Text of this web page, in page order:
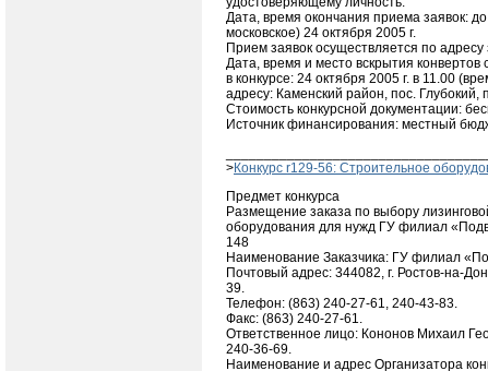
Дата, время окончания приема заявок:
московское) 24 октября 2005 г.
Прием заявок осуществляется по адресу
Дата, время и место вскрытия конвертов
в конкурсе: 24 октября 2005 г. в 11.00
адресу: Каменский район, пос. Глубокий,
Стоимость конкурсной документации:
Источник финансирования: местный
>Конкурс r129-56: Строительное
Предмет конкурса
Размещение заказа по выбору
оборудования для нужд ГУ филиал
148
Наименование Заказчика: ГУ филиал
Почтовый адрес: 344082, г. Ростов-на-
39.
Телефон: (863) 240-27-61, 240-43-83.
Факс: (863) 240-27-61.
Ответственное лицо: Кононов Михаил
240-36-69.
Наименование и адрес Организатора